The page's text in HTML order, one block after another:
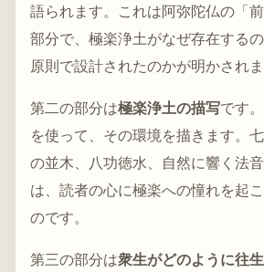
語られます。これは阿弥陀仏の「
部分で、極楽浄土がなぜ存在する
原則で設計されたのかが明かされま
第二の部分は極楽浄土の描写です
を使って、その環境を描きます。
の並木、八功徳水、自然に響く法
は、読者の心に極楽への憧れを起
のです。
第三の部分は衆生がどのように往